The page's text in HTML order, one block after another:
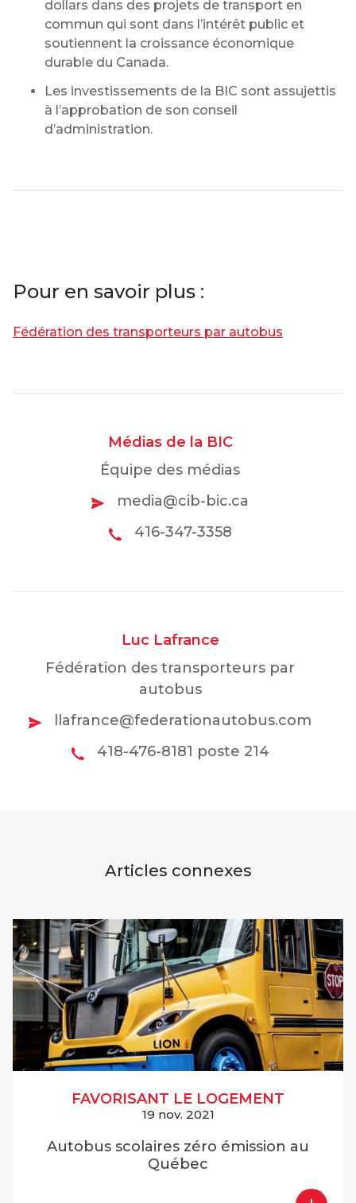
dollars dans des projets de transport en
commun qui sont dans l’intérêt public et
soutiennent la croissance économique
durable du Canada.
Les investissements de la BIC sont assujettis
à l’approbation de son conseil
d’administration.
Pour en savoir plus :
Fédération des transporteurs par autobus
Médias de la BIC
Équipe des médias
media@cib-bic.ca
416-347-3358
Luc Lafrance
Fédération des transporteurs par
autobus
llafrance@federationautobus.com
418-476-8181 poste 214
Articles connexes
FAVORISANT LE LOGEMENT
19 nov. 2021
Autobus scolaires zéro émission au
Québec